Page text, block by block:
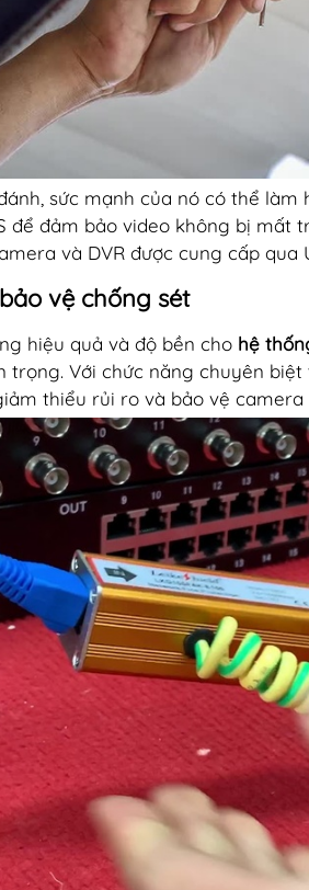
sức mạnh của nó có thể
để đảm bảo video không bị
và DVR được cung cấp qua
vệ chống sét
hiệu quả và độ bền cho hệ
trọng. Với chức năng chuyên
thiểu rủi ro và bảo vệ